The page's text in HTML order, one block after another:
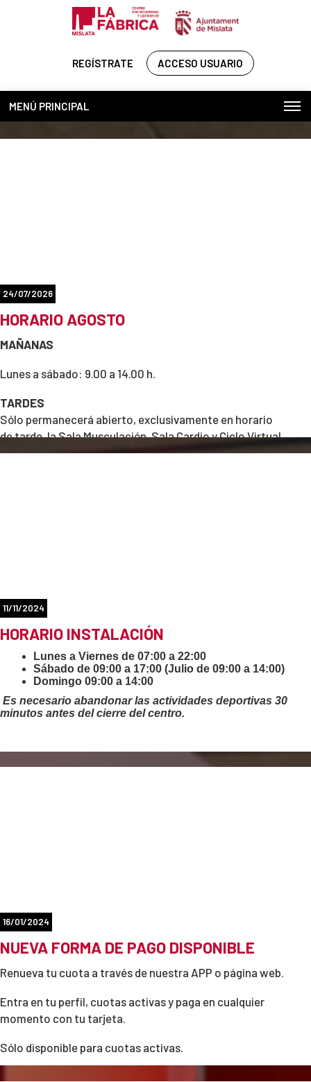
REGÍSTRATE ACCESO USUARIO
MENÚ PRINCIPAL
24/07/2026
HORARIO AGOSTO
MAÑANAS
Lunes a sábado: 9.00 a 14.00 h.
TARDES
Sólo permanecerá abierto, exclusivamente en horario
de tarde, la Sala Musculación, Sala Cardio y Ciclo Virtual.
Sábado 15 de agosto (festivo nacional)
Lunes 31 de agosto (festivo local)
11/11/2024
HORARIO INSTALACIÓN
Lunes a Viernes de 07:00 a 22:00
Sábado de 09:00 a 17:00 (Julio de 09:00 a 14:00)
Domingo 09:00 a 14:00
Es necesario abandonar las actividades deportivas 30
minutos antes del cierre del centro.
16/01/2024
NUEVA FORMA DE PAGO DISPONIBLE
Renueva tu cuota a través de nuestra APP o página web.
Entra en tu perfil, cuotas activas y paga en cualquier
momento con tu tarjeta.
Sólo disponible para cuotas activas.